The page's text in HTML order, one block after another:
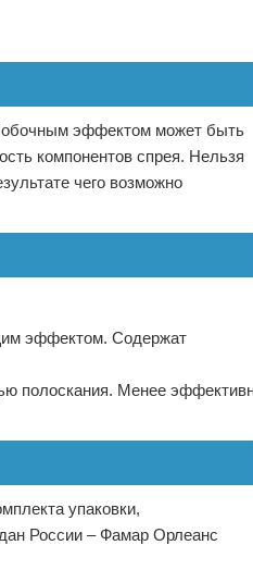
Побочным эффектом может быть
компонентов спрея. Нельзя
чего возможно
эффектом. Содержат
полоскания. Менее
упаковки,
России – Фамар Орлеанс